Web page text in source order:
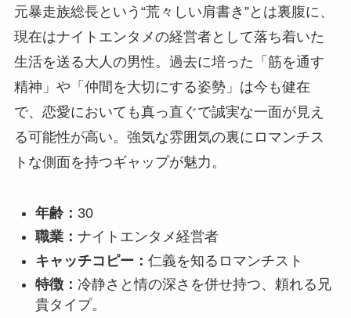
元暴走族総長という“荒々しい肩書き”とは裏腹に、
現在はナイトエンタメの経営者として落ち着いた
生活を送る大人の男性。過去に培った「筋を通す
精神」や「仲間を大切にする姿勢」は今も健在
で、恋愛においても真っ直ぐで誠実な一面が見え
る可能性が高い。強気な雰囲気の裏にロマンチス
トな側面を持つギャップが魅力。
年齢： 30
職業： ナイトエンタメ経営者
キャッチコピー： 仁義を知るロマンチスト
特徴： 冷静さと情の深さを併せ持つ、頼れる兄
貴タイプ。